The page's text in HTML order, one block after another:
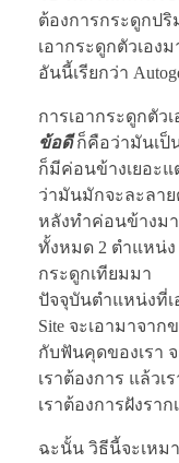
ต้องการกระดูกป
เอากระดูกตัวเอง
อันนี้เรียกว่า
การเอากระดูกตัว
ข้อดีก็คือว่ามันเป็
ก็มีค่อนข้างเยอะแ
ว่ามันมักจะละลา
หลังทำค่อนข้างม
ทั้งหมด 2 ตำแหน่ง
กระดูกเทียมมา
ปัจจุบันตำแหน่งที่เ
Site จะเอามาจา
กับฟันคุดของเรา
เราต้องการ แล้วเ
เราต้องการฝังราก
ฉะนั้น วิธีนี้จะเหม